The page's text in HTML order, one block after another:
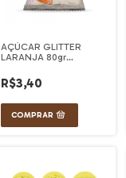
AÇÚCAR GLITTER
LARANJA 80gr
R$3,40